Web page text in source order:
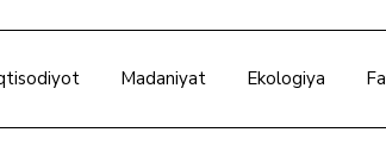
Madaniyat Ekologiya